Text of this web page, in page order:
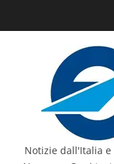
al
Notizie dall'Italia e